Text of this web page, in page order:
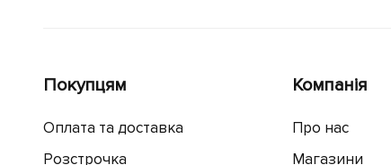
Покупцям
Оплата та доставка
Розстрочка
Компанія
Про нас
Магазини